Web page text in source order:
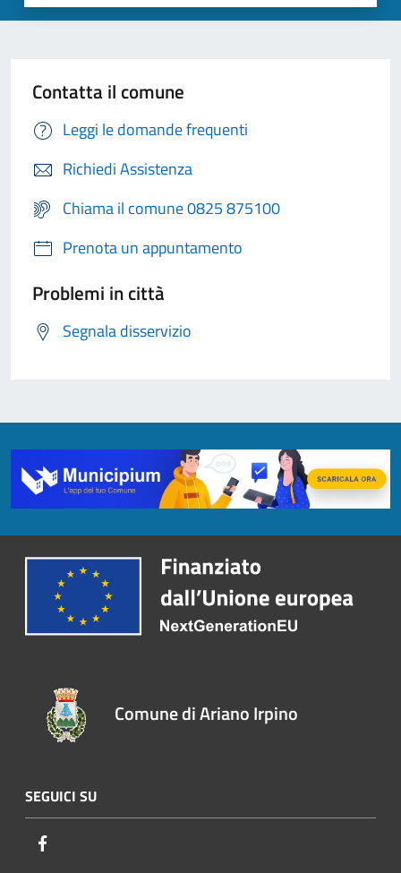
Contatta il comune
Leggi le domande frequenti
Richiedi Assistenza
Chiama il comune 0825 875100
Prenota un appuntamento
Problemi in città
Segnala disservizio
Comune di Ariano Irpino
SEGUICI SU